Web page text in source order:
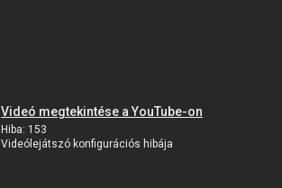
Videó megtekintése a YouTube-on
Hiba: 153
Videólejátszó konfigurációs hibája